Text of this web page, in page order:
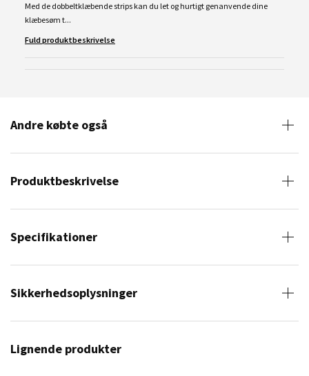
Med de dobbeltklæbende strips kan du let og hurtigt genanvende dine
klæbesøm t...
Fuld produktbeskrivelse
Andre købte også
Produktbeskrivelse
Specifikationer
Sikkerhedsoplysninger
Lignende produkter